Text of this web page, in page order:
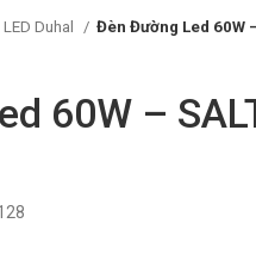
Duhal Đèn Đường Led 60W
60W –